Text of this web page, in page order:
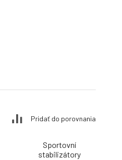
Pridať do porovnania
Sportovní
stabilizátory